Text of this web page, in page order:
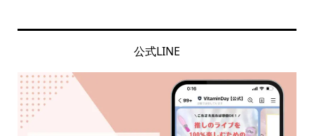
公式LINE